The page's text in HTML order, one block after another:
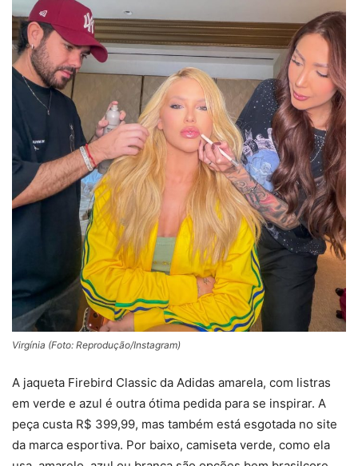
Virgínia (Foto: Reprodução/Instagram)
A jaqueta Firebird Classic da Adidas amarela, com listras
em verde e azul é outra ótima pedida para se inspirar. A
peça custa R$ 399,99, mas também está esgotada no site
da marca esportiva. Por baixo, camiseta verde, como ela